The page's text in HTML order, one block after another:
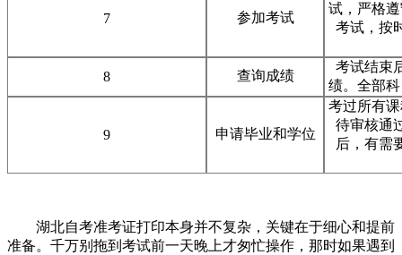
7 参加考试
试，严格
考试，按
8 查询成绩
考试结束
绩。全部
9 申请毕业和学位
考过所有
待审核通
后，有需
湖北自考准考证打印本身并不复杂，关键在于细心和提前
准备。千万别拖到考试前一天晚上才匆忙操作，那时如果遇到